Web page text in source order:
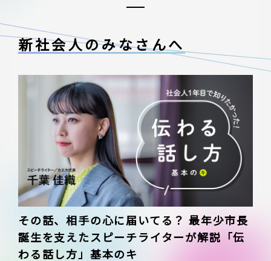
新社会人のみなさんへ
その話、相手の心に届いてる？ 最年少市長
誕生を支えたスピーチライターが解説「伝
わる話し方」基本のキ